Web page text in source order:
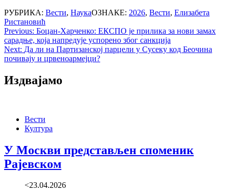
РУБРИКА: Вести, НаукаОЗНАКЕ: 2026, Вести, Елизабета
Ристановић
Post
navigation
Previous: Боцан-Харченко: ЕКСПО је прилика за нови замах
сарадње, која напредује успорено због санкција
Next: Да ли на Партизанској парцели у Сусеку код Беочина
почивају и црвеноармејци?
Издвајамо
Вести
Култура
У Москви представљен споменик
Рајевском
<23.04.2026